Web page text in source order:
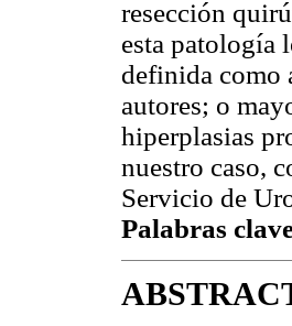
resección
esta patología
definida como
autores; o
hiperplasias
nuestro caso,
Servicio de
Palabras